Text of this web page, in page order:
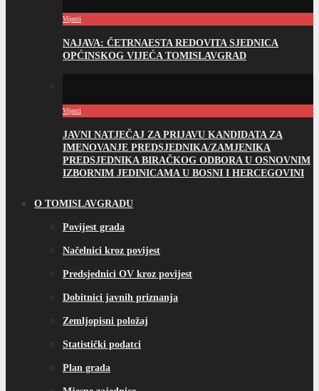
Vijesti
NAJAVA: ČETRNAESTA REDOVITA SJEDNICA
OPĆINSKOG VIJEĆA TOMISLAVGRAD
Vijesti
JAVNI NATJEČAJ ZA PRIJAVU KANDIDATA ZA
IMENOVANJE PREDSJEDNIKA/ZAMJENIKA
PREDSJEDNIKA BIRAČKOG ODBORA U OSNOVNIM
IZBORNIM JEDINICAMA U BOSNI I HERCEGOVINI
O TOMISLAVGRADU
Povijest grada
Načelnici kroz povijest
Predsjednici OV kroz povijest
Dobitnici javnih priznanja
Zemljopisni položaj
Statistički podatci
Plan grada